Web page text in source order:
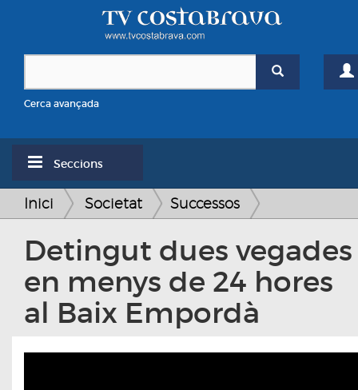
Cerca avançada
Seccions
Inici Societat Successos
Detingut dues vegades
en menys de 24 hores
al Baix Empordà